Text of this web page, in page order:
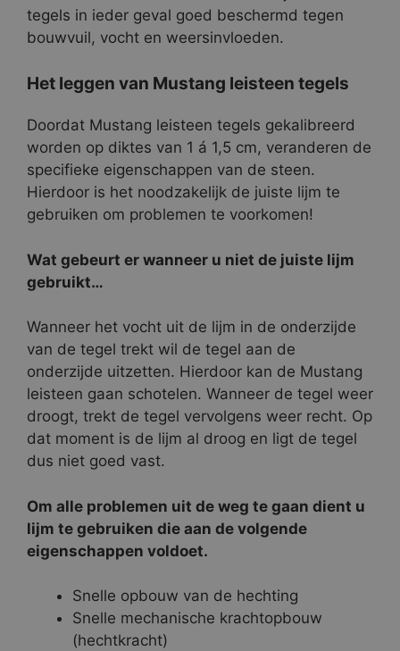
tegels in ieder geval goed beschermd tegen
bouwvuil, vocht en weersinvloeden.
Het leggen van Mustang leisteen tegels
Doordat Mustang leisteen tegels gekalibreerd
worden op diktes van 1 á 1,5 cm, veranderen de
specifieke eigenschappen van de steen.
Hierdoor is het noodzakelijk de juiste lijm te
gebruiken om problemen te voorkomen!
Wat gebeurt er wanneer u niet de juiste lijm
gebruikt…
Wanneer het vocht uit de lijm in de onderzijde
van de tegel trekt wil de tegel aan de
onderzijde uitzetten. Hierdoor kan de Mustang
leisteen gaan schotelen. Wanneer de tegel weer
droogt, trekt de tegel vervolgens weer recht. Op
dat moment is de lijm al droog en ligt de tegel
dus niet goed vast.
Om alle problemen uit de weg te gaan dient u
lijm te gebruiken die aan de volgende
eigenschappen voldoet.
Snelle opbouw van de hechting
Snelle mechanische krachtopbouw
(hechtkracht)